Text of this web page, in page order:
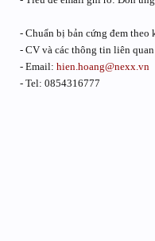
- Chuẩn bị bản cứng đem theo
- CV và các thông tin liên
- Email: hien.hoang@nexx.vn
- Tel: 0854316777